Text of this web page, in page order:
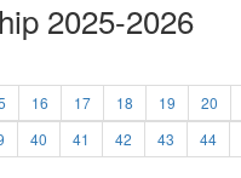
2025-2026
16 17 18 19 20
40 41 42 43 44